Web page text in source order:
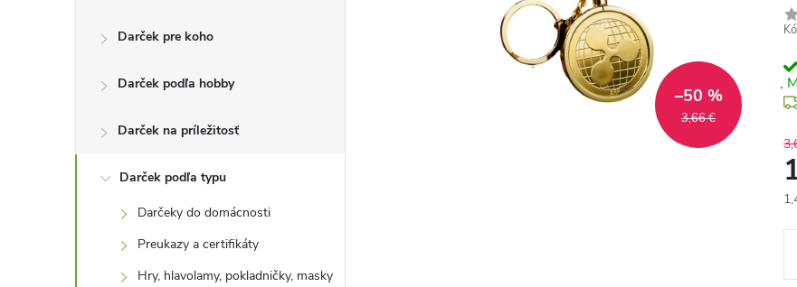
p
Darček pre koho
Darček podľa hobby
Darček na príležitosť
Darček podľa typu
Darčeky do domácnosti
Preukazy a certifikáty
Hry, hlavolamy, pokladničky, masky
3,66 €
–50 %